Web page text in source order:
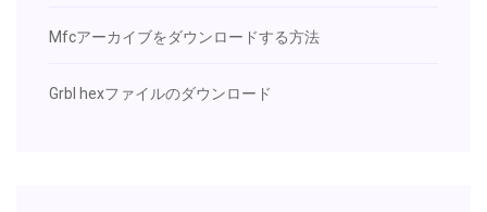
Mfcアーカイブをダウンロードする方法
Grbl hexファイルのダウンロード